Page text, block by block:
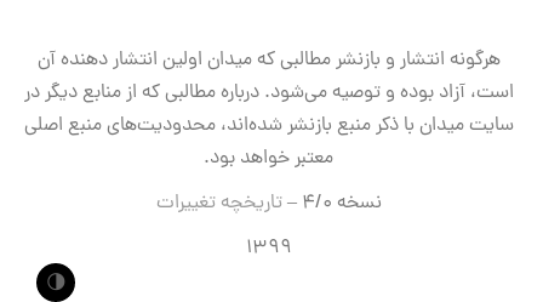
هرگونه انتشار و بازنشر مطالبی که میدان اولین انتشار دهنده آن
است، آزاد بوده و توصیه می‌شود. درباره مطالبی که از منابع دیگر در
سایت میدان با ذکر منبع بازنشر شده‌اند، محدودیت‌های منبع اصلی
معتبر خواهد بود.
نسخه ۴/۰ –
تاریخچه تغییرات
۱۳۹۹
🌗